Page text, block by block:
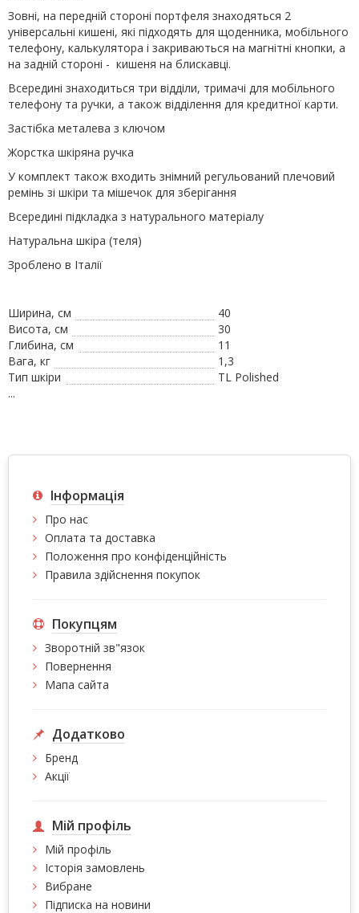
Зовні, на передній стороні портфеля знаходяться 2
універсальні кишені, які підходять для щоденника, мобільного
телефону, калькулятора і закриваються на магнітні кнопки, а
на задній стороні - кишеня на блискавці.
Всередині знаходиться три відділи, тримачі для мобільного
телефону та ручки, а також відділення для кредитної карти.
Застібка металева з ключом
Жорстка шкіряна ручка
У комплект також входить знімний регульований плечовий
ремінь зі шкіри та мішечок для зберігання
Всередині підкладка з натурального матеріалу
Натуральна шкіра (теля)
Зроблено в Італії
Ширина, см
40
Висота, см
30
Глибина, см
11
Вага, кг
1,3
Тип шкіри
TL Polished
...
Інформація
Про нас
Оплата та доставка
Положення про конфіденційність
Правила здійснення покупок
Покупцям
Зворотній зв"язок
Повернення
Мапа сайта
Додатково
Бренд
Акції
Мій профіль
Мій профіль
Історія замовлень
Вибране
Підписка на новини